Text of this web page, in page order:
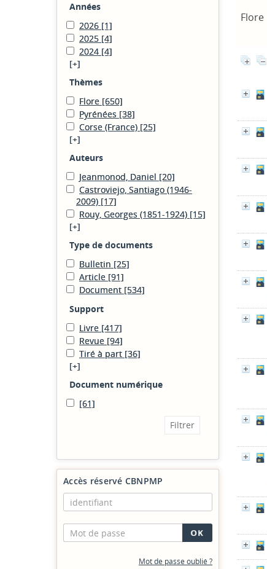
Années
2026 [1]
2025 [4]
2024 [4]
[+]
Thèmes
Flore [650]
Pyrénées [38]
Corse (France) [25]
[+]
Auteurs
Jeanmonod, Daniel [20]
Castroviejo, Santiago (1946-
2009) [17]
Rouy, Georges (1851-1924) [15]
[+]
Type de documents
Bulletin [25]
Article [91]
Document [534]
Support
Livre [417]
Revue [94]
Tiré à part [36]
[+]
Document numérique
[61]
Accès réservé CBNPMP
Mot de passe oublié ?
Flore